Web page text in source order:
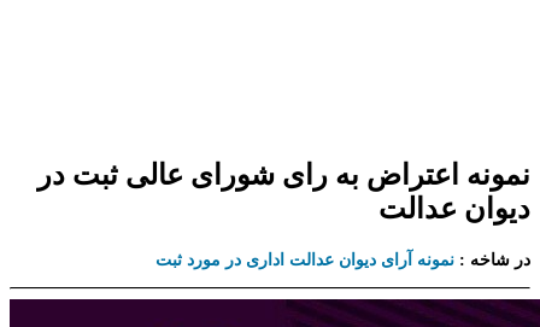
نمونه اعتراض به رای شورای عالی ثبت در
دیوان عدالت
در شاخه : نمونه آرای دیوان عدالت اداری در مورد ثبت